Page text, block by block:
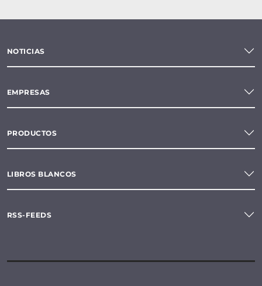
NOTICIAS
EMPRESAS
PRODUCTOS
LIBROS BLANCOS
RSS-FEEDS